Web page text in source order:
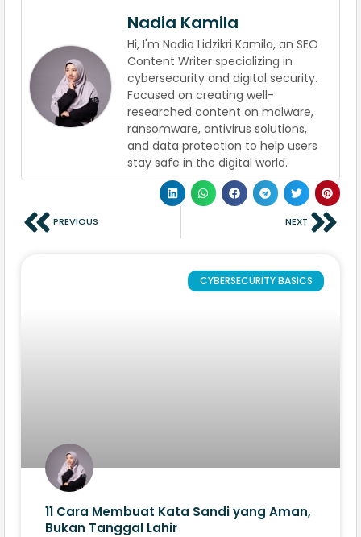
Nadia Kamila
Hi, I'm Nadia Lidzikri Kamila, an SEO
Content Writer specializing in
cybersecurity and digital security.
Focused on creating well-
researched content on malware,
ransomware, antivirus solutions,
and data protection to help users
stay safe in the digital world.
PREVIOUS NEXT
CYBERSECURITY BASICS
11 Cara Membuat Kata Sandi yang Aman,
Bukan Tanggal Lahir